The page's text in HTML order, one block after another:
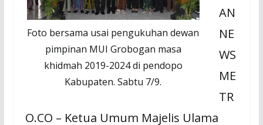
Foto bersama usai pengukuhan dewan
pimpinan MUI Grobogan masa
khidmah 2019-2024 di pendopo
Kabupaten. Sabtu 7/9.
AN
NE
WS
ME
TR
O.CO – Ketua Umum Majelis Ulama